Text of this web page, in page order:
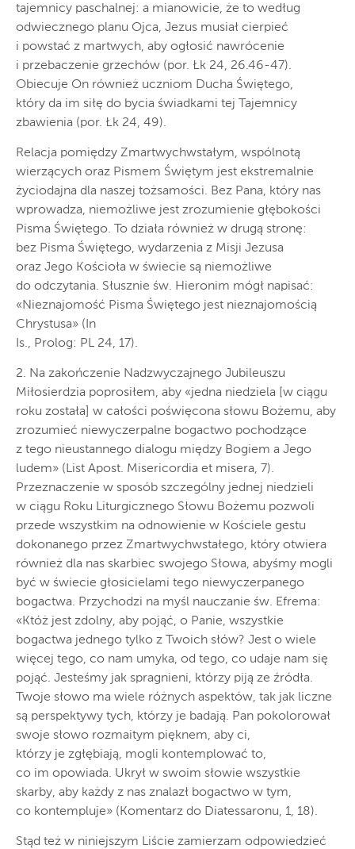
tajemnicy paschalnej: a mianowicie, że to według
odwiecznego planu Ojca, Jezus musiał cierpieć
i powstać z martwych, aby ogłosić nawrócenie
i przebaczenie grzechów (por. Łk 24, 26.46-47).
Obiecuje On również uczniom Ducha Świętego,
który da im siłę do bycia świadkami tej Tajemnicy
zbawienia (por. Łk 24, 49).
Relacja pomiędzy Zmartwychwstałym, wspólnotą
wierzących oraz Pismem Świętym jest ekstremalnie
życiodajna dla naszej tożsamości. Bez Pana, który nas
wprowadza, niemożliwe jest zrozumienie głębokości
Pisma Świętego. To działa również w drugą stronę:
bez Pisma Świętego, wydarzenia z Misji Jezusa
oraz Jego Kościoła w świecie są niemożliwe
do odczytania. Słusznie św. Hieronim mógł napisać:
«Nieznajomość Pisma Świętego jest nieznajomością
Chrystusa» (In
Is., Prolog: PL 24, 17).
2. Na zakończenie Nadzwyczajnego Jubileuszu
Miłosierdzia poprosiłem, aby «jedna niedziela [w ciągu
roku została] w całości poświęcona słowu Bożemu, aby
zrozumieć niewyczerpalne bogactwo pochodzące
z tego nieustannego dialogu między Bogiem a Jego
ludem» (List Apost. Misericordia et misera, 7).
Przeznaczenie w sposób szczególny jednej niedzieli
w ciągu Roku Liturgicznego Słowu Bożemu pozwoli
przede wszystkim na odnowienie w Kościele gestu
dokonanego przez Zmartwychwstałego, który otwiera
również dla nas skarbiec swojego Słowa, abyśmy mogli
być w świecie głosicielami tego niewyczerpanego
bogactwa. Przychodzi na myśl nauczanie św. Efrema:
«Któż jest zdolny, aby pojąć, o Panie, wszystkie
bogactwa jednego tylko z Twoich słów? Jest o wiele
więcej tego, co nam umyka, od tego, co udaje nam się
pojąć. Jesteśmy jak spragnieni, którzy piją ze źródła.
Twoje słowo ma wiele różnych aspektów, tak jak liczne
są perspektywy tych, którzy je badają. Pan pokolorował
swoje słowo rozmaitym pięknem, aby ci,
którzy je zgłębiają, mogli kontemplować to,
co im opowiada. Ukrył w swoim słowie wszystkie
skarby, aby każdy z nas znalazł bogactwo w tym,
co kontempluje» (Komentarz do Diatessaronu, 1, 18).
Stąd też w niniejszym Liście zamierzam odpowiedzieć